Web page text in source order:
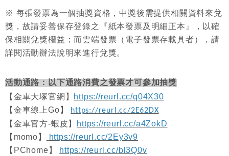
※ 每張發票為一個抽獎資格，中獎後需提供相關資料來兌
獎，故請妥善保存登錄之『紙本發票及明細正本』，以確
保相關兌獎權益；而雲端發票（電子發票存載具者），請
詳閱活動辦法說明來進行兌獎。
活動通路：以下通路消費之發票才可參加抽獎
【金車大塚官網】 https://reurl.cc/q04X30
【金車線上Go】
https://reurl.cc/2E62DX
【金車官方-蝦皮】
https://reurl.cc/a4ZokD
【momo】
https://reurl.cc/2Ey3v9
【PChome】
https://reurl.cc/bl3Q0v